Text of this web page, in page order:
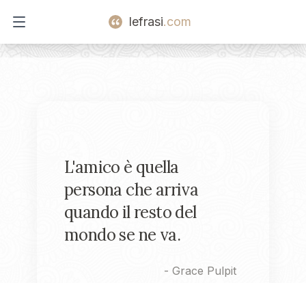
Open main menu
lefrasi.com
L'amico è quella
persona che arriva
quando il resto del
mondo se ne va.
- Grace Pulpit